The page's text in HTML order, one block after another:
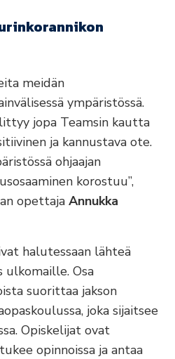
meidän
ympäristössä.
jopa Teamsin kautta
ja kannustava ote.
ohjaajan
korostuu”,
opettaja Annukka
halutessaan lähteä
ulkomaille. Osa
suorittaa jakson
joka sijaitsee
Opiskelijat ovat
opinnoissa ja antaa